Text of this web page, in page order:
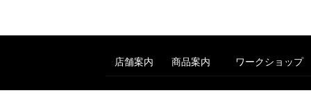
店舗案内 商品案内 ワークショップ